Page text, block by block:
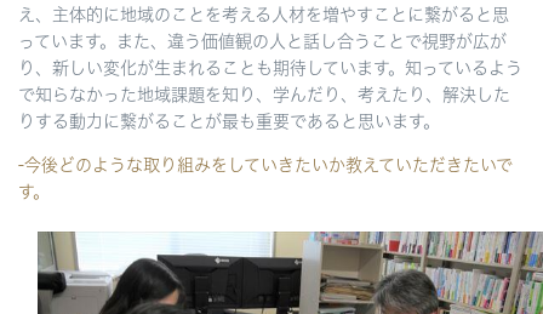
え、主体的に地域のことを考える人材を増やすことに繋がると思
っています。また、違う価値観の人と話し合うことで視野が広が
り、新しい変化が生まれることも期待しています。知っているよう
で知らなかった地域課題を知り、学んだり、考えたり、解決した
りする動力に繋がることが最も重要であると思います。
-今後どのような取り組みをしていきたいか教えていただきたいで
す。